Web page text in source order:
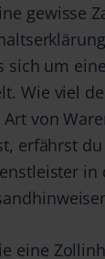
gewisse
sich um
Wie viel
von
erfährst
in
eine